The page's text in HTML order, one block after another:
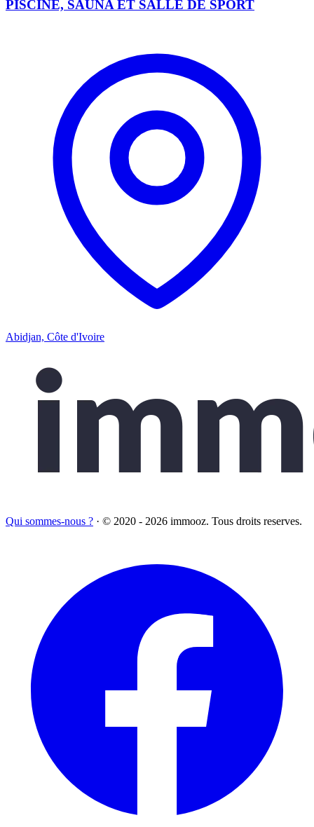
PISCINE, SAUNA ET SALLE DE SPORT
Abidjan, Côte d'Ivoire
Qui sommes-nous ? · © 2020 - 2026 immooz. Tous droits reserves.